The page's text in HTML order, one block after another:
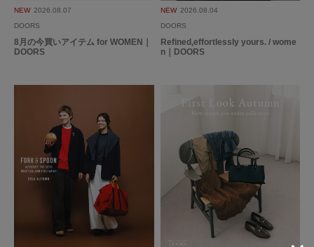
NEW 2026.08.07
DOORS
8月の今買いアイテム for WOMEN｜
DOORS
NEW 2026.08.04
DOORS
Refined,effortlessly yours. / wome
n｜DOORS